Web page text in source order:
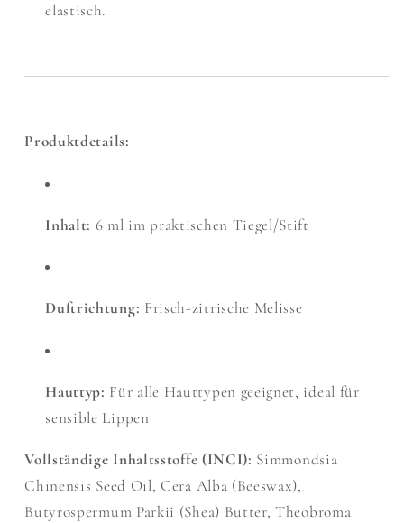
elastisch.
Produktdetails:
Inhalt: 6 ml im praktischen Tiegel/Stift
Duftrichtung: Frisch-zitrische Melisse
Hauttyp: Für alle Hauttypen geeignet, ideal für
sensible Lippen
Vollständige Inhaltsstoffe (INCI): Simmondsia
Chinensis Seed Oil, Cera Alba (Beeswax),
Butyrospermum Parkii (Shea) Butter, Theobroma